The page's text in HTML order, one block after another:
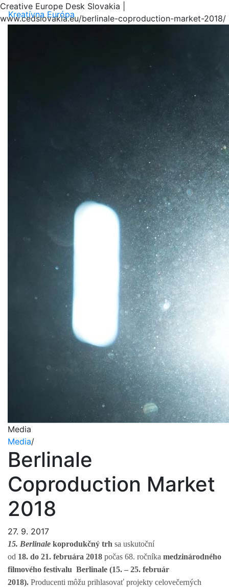
Creative Europe Desk Slovakia |
www.cedslovakia.eu/berlinale-coproduction-market-2018/
Kreatívna Európa
Media
Media/
Berlinale
Coproduction Market
2018
27. 9. 2017
15. Berlinale koprodukčný trh sa uskutoční
od 18. do 21. februára 2018 počas 68. ročníka medzinárodného
filmového festivalu Berlinale (15. – 25. február
2018). Producenti môžu prihlasovať projekty celovečerných